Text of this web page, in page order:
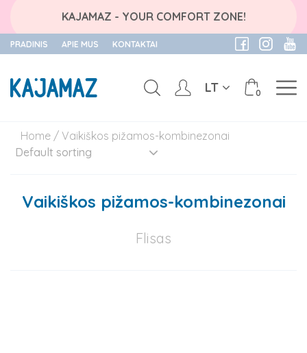
KAJAMAZ - YOUR COMFORT ZONE!
content
PRADINIS APIE MUS KONTAKTAI
0
LT
Home / Vaikiškos pižamos-kombinezonai
Vaikiškos pižamos-kombinezonai
Flisas